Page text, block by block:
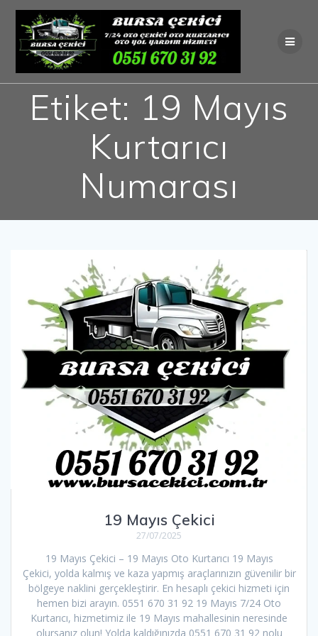
Skip
to
content
Etiket: 19 Mayıs
Kurtarıcı
Numarası
19 Mayıs Çekici
27/07/2025
19 Mayıs Çekici – 19 Mayıs Oto Kurtarıcı 19 Mayıs
Çekici, yolda kalmış ve kaza yapmış araçlarınızın güvenilir bir
bölgeye naklini gerçekleştirir. En hesaplı çekici hizmeti için
hemen bizi arayın. 0551 670 31 92 19 Mayıs 7/24 Oto
Kurtarıcı, hizmetimiz ile 19 Mayıs mahallesinin neresinde
olursanız olun! Yolda kaldığınızda 0551 670 31 92 nolu